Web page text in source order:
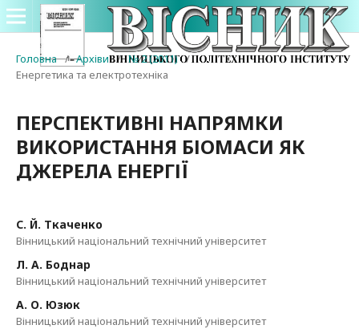
Головна / Архіви / № 2 (2011) /
Енергетика та електротехніка
ПЕРСПЕКТИВНІ НАПРЯМКИ
ВИКОРИСТАННЯ БІОМАСИ ЯК
ДЖЕРЕЛА ЕНЕРГІЇ
С. Й. Ткаченко
Вінницький національний технічний університет
Л. А. Боднар
Вінницький національний технічний університет
А. О. Юзюк
Вінницький національний технічний університет